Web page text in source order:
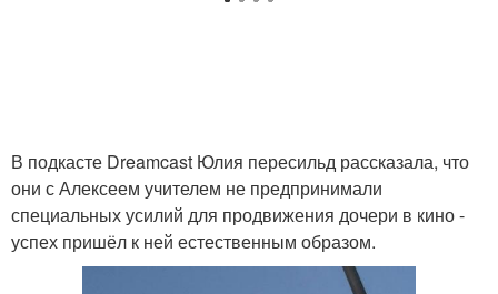
В подкасте Dreamcast Юлия пересильд рассказала, что
они с Алексеем учителем не предпринимали
специальных усилий для продвижения дочери в кино -
успех пришёл к ней естественным образом.